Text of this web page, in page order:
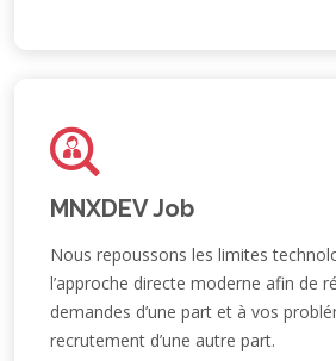
MNXDEV Job
Nous repoussons les limites
l’approche directe moderne afin de
demandes d’une part et à vos
recrutement d’une autre part.